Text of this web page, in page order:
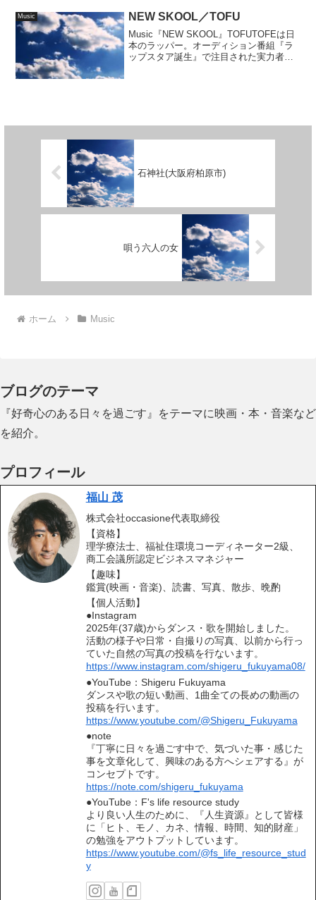
Music NEW SKOOL／TOFU
Music『NEW SKOOL』TOFUTOFEは日
本のラッパー。オーディション番組『ラ
ップスタア誕生』で注目された実力者。
石神社(大阪府柏原市)
唄う六人の女
ホーム Music
ブログのテーマ
『好奇心のある日々を過ごす』をテーマに映画・本・音楽など
を紹介。
プロフィール
福山 茂
株式会社occasione代表取締役
【資格】
理学療法士、福祉住環境コーディネーター2級、
商工会議所認定ビジネスマネジャー
【趣味】
鑑賞(映画・音楽)、読書、写真、散歩、晩酌
【個人活動】
●Instagram
2025年(37歳)からダンス・歌を開始しました。
活動の様子や日常・自撮りの写真、以前から行っ
ていた自然の写真の投稿を行ないます。
https://www.instagram.com/shigeru_fukuyama08/
●YouTube：Shigeru Fukuyama
ダンスや歌の短い動画、1曲全ての長めの動画の
投稿を行います。
https://www.youtube.com/@Shigeru_Fukuyama
●note
『丁寧に日々を過ごす中で、気づいた事・感じた
事を文章化して、興味のある方へシェアする』が
コンセプトです。
https://note.com/shigeru_fukuyama
●YouTube：F's life resource study
より良い人生のために、『人生資源』として皆様
に「ヒト、モノ、カネ、情報、時間、知的財産」
の勉強をアウトプットしています。
https://www.youtube.com/@fs_life_resource_stud
y